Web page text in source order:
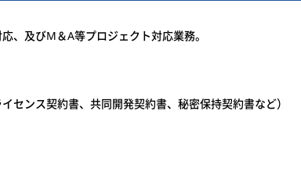
、及びM＆A等プロジェクト対応業務。
センス契約書、共同開発契約書、秘密保持契約書など）